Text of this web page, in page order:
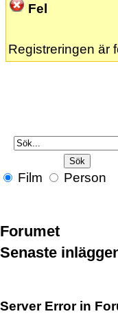
Fel
Registreringen är
Film Person
Forumet
Senaste
Server Error in